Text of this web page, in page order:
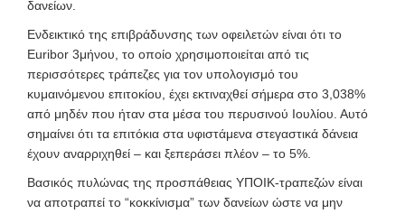
δανείων.
Ενδεικτικό της επιβράδυνσης των οφειλετών είναι ότι το
Euribor 3μήνου, το οποίο χρησιμοποιείται από τις
περισσότερες τράπεζες για τον υπολογισμό του
κυμαινόμενου επιτοκίου, έχει εκτιναχθεί σήμερα στο 3,038%
από μηδέν που ήταν στα μέσα του περυσινού Ιουλίου. Αυτό
σημαίνει ότι τα επιτόκια στα υφιστάμενα στεγαστικά δάνεια
έχουν αναρριχηθεί – και ξεπεράσει πλέον – το 5%.
Βασικός πυλώνας της προσπάθειας ΥΠΟΙΚ-τραπεζών είναι
να αποτραπεί το “κοκκίνισμα” των δανείων ώστε να μην